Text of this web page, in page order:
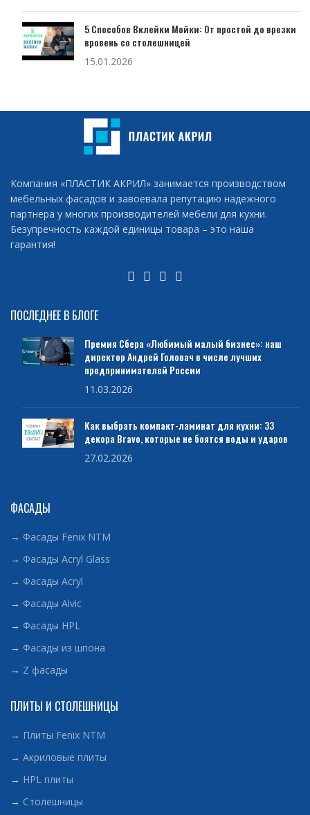
5 Способов Вклейки Мойки: От простой до врезки
вровень со столешницей
15.01.2026
Компания «ПЛАСТИК АКРИЛ» занимается производством
мебельных фасадов и завоевала репутацию надежного
партнера у многих производителей мебели для кухни.
Безупречность каждой единицы товара – это наша
гарантия!
ПОСЛЕДНЕЕ В БЛОГЕ
Премия Сбера «Любимый малый бизнес»: наш
директор Андрей Головач в числе лучших
предпринимателей России
11.03.2026
Как выбрать компакт-ламинат для кухни: 33
декора Bravo, которые не боятся воды и ударов
27.02.2026
ФАСАДЫ
→ Фасады Fenix NTM
→ Фасады Acryl Glass
→ Фасады Acryl
→ Фасады Alvic
→ Фасады HPL
→ Фасады из шпона
→ Z фасады
ПЛИТЫ И СТОЛЕШНИЦЫ
→ Плиты Fenix NTM
→ Акриловые плиты
→ HPL плиты
→ Столешницы